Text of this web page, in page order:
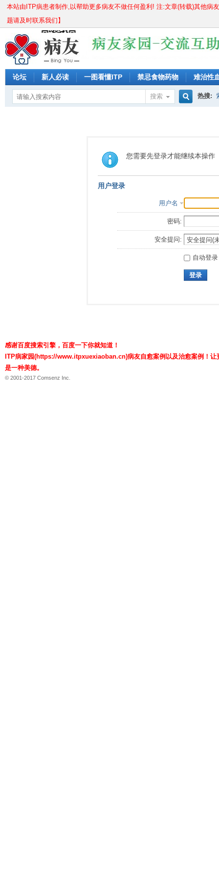
本站由ITP病患者制作,以帮助更多病友不做任何盈利! 注:文章(转载)其他
题请及时联系我们】
论坛 新人必读 一图看懂ITP 禁忌食物药物 难治性
儿童痊愈分享 长期激素无效怎么办? 紫
搜索
索
热搜:
您需要先登录才能继续本操作
用户登录
用户名
密码:
安全提问:
自动登录
登录
感谢百度搜索引擎，百度一下你就知道！
ITP病家园(https://www.itpxuexiaoban.cn)病友自愈案例以及治愈案例！让
是一种美德。
© 2001-2017 Comsenz Inc.